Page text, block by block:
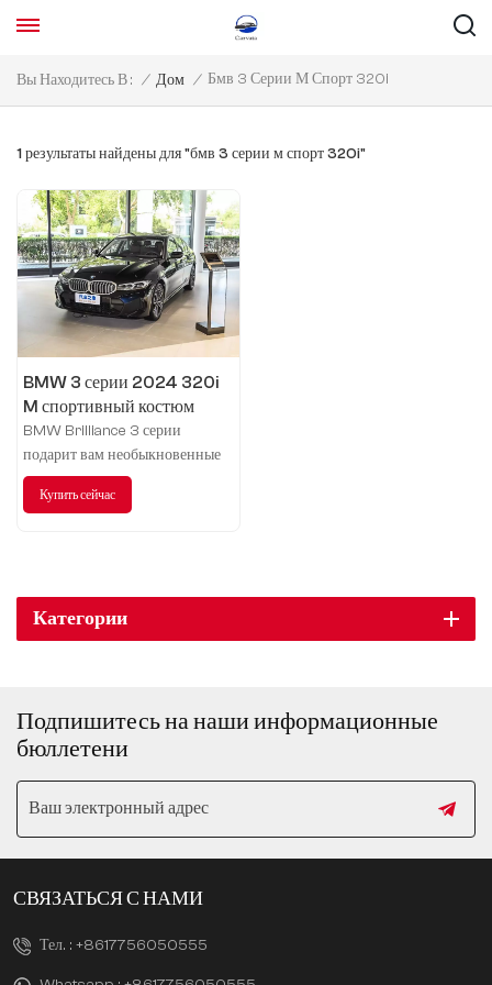
Вы Находитесь В : / Дом / Бмв 3 Серии М Спорт 320i
1 результаты найдены для "бмв 3 серии м спорт 320i"
BMW 3 серии 2024 320i
M спортивный костюм
BMW Brilliance 3 серии
подарит вам необыкновенные
впечатления от вождения,
используйте силу мечты — все в
Купить сейчас
Категории
Подпишитесь на наши информационные
бюллетени
СВЯЗАТЬСЯ С НАМИ
Тел. : +8617756050555